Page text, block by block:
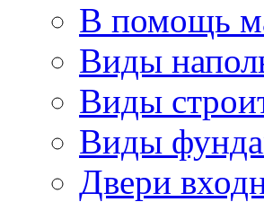
В помощь
Виды
Виды
Виды
Двери